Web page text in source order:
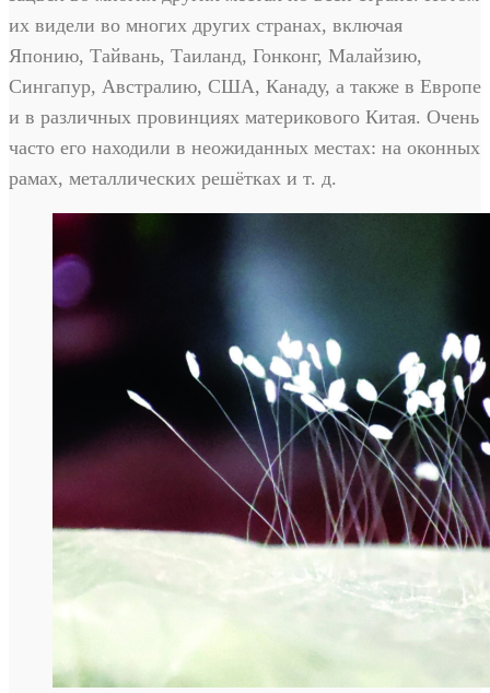
их видели во многих других странах, включая
Японию, Тайвань, Таиланд, Гонконг, Малайзию,
Сингапур, Австралию, США, Канаду, а также в Европе
и в различных провинциях материкового Китая. Очень
часто его находили в неожиданных местах: на оконных
рамах, металлических решётках и т. д.